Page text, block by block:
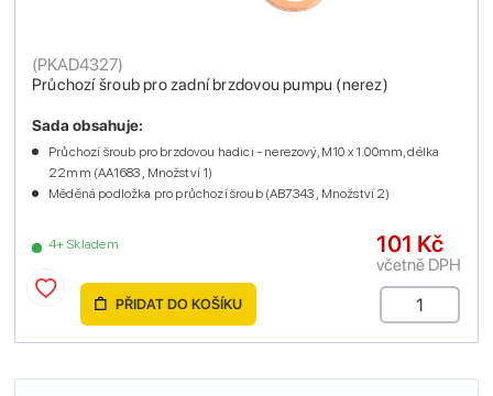
Průchozí šroub pro zadní brzdovou pumpu (nerez)
(PKAD4327)
4+ Skladem
Sada obsahuje:
Průchozí šroub pro brzdovou hadici - nerezový, M10 x 1.00mm, délka
22mm (AA1683 , Množství 1)
Měděná podložka pro průchozí šroub (AB7343 , Množství 2)
101 Kč
včetně DPH
PŘIDAT DO KOŠÍKU